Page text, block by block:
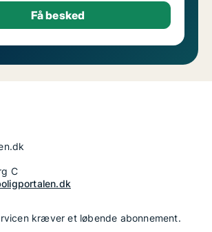
C
kræver et løbende abonnement.